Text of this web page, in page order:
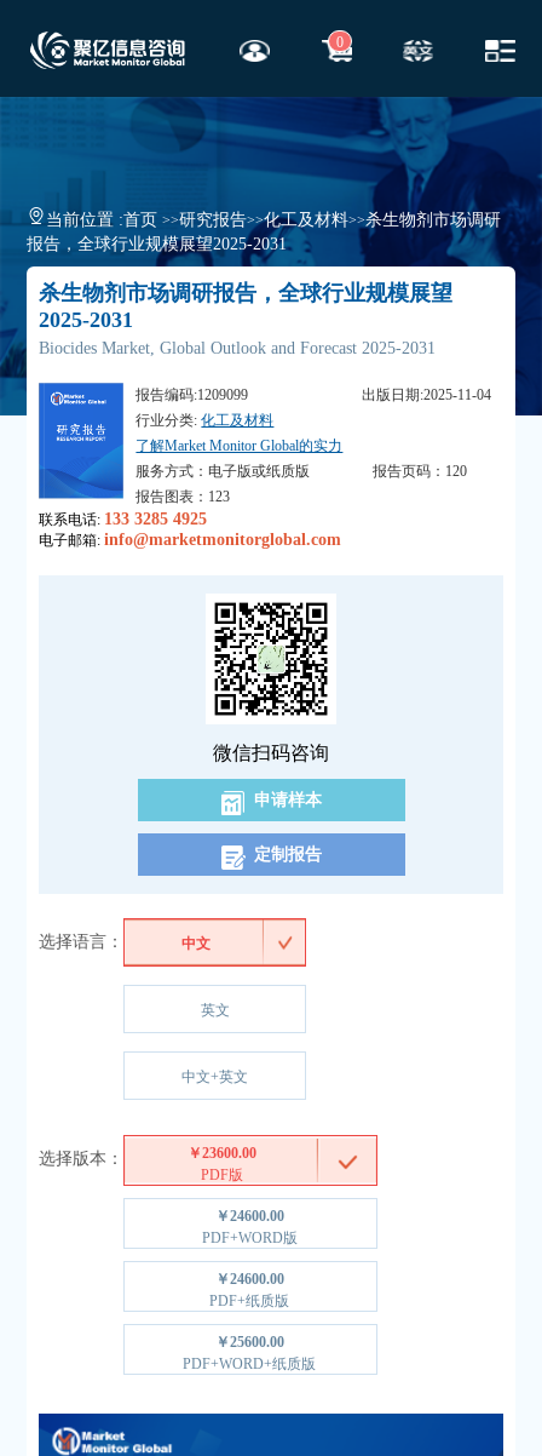
0
当前位置 :首页>>研究报告>>化工及材料>>杀生物剂市场调研
报告，全球行业规模展望2025-2031
杀生物剂市场调研报告，全球行业规模展望
2025-2031
Biocides Market, Global Outlook and Forecast 2025-2031
报告编码:1209099
出版日期:2025-11-04
行业分类:化工及材料
了解Market Monitor Global的实力
服务方式：电子版或纸质版
报告页码：120
报告图表：123
联系电话: 133 3285 4925
电子邮箱:info@marketmonitorglobal.com
微信扫码咨询
申请样本
定制报告
选择语言： 中文
英文
中文+英文
选择版本：
￥23600.00
PDF版
￥24600.00
PDF+WORD版
￥24600.00
PDF+纸质版
￥25600.00
PDF+WORD+纸质版